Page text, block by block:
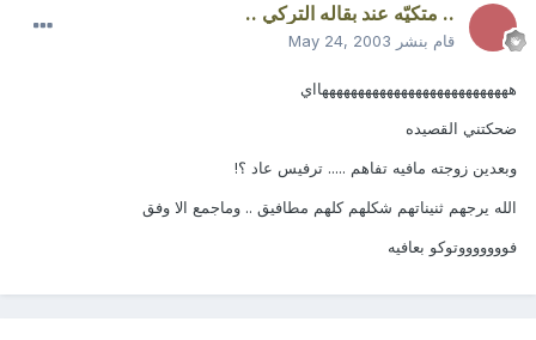
.. متكيّه عند بقاله التركي ..
قام بنشر May 24, 2003
هههههههههههههههههههههههههههااي
ضحكتني القصيده
وبعدين زوجته مافيه تفاهم ..... ترفيس عاد ؟!
الله يرجهم ثنيناتهم شكلهم كلهم مطافيق .. وماجمع الا وفق
فوووووووتوكو بعافيه